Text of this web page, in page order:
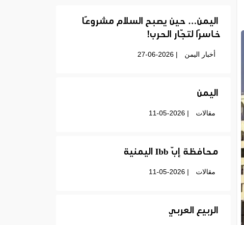
اليمن… حين يصبح السلام مشروعًا
خاسرًا لتجّار الحرب!
أخبار اليمن | 27-06-2026
اليمن
مقالات | 11-05-2026
محافظة إبّ Ibb اليمنية
مقالات | 11-05-2026
الربيع العربي